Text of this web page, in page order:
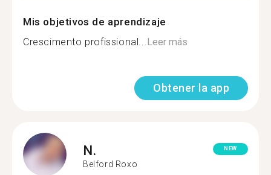
Mis objetivos de aprendizaje
Crescimento profissional...Leer más
Obtener la app
N.
Belford Roxo
NEW